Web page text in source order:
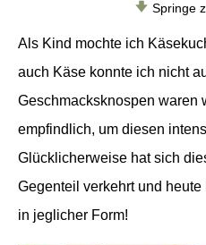
Springe
Als Kind mochte ich
auch Käse konnte ich nicht
Geschmacksknospen waren
empfindlich, um diesen
Glücklicherweise hat sich
Gegenteil verkehrt und
in jeglicher Form!